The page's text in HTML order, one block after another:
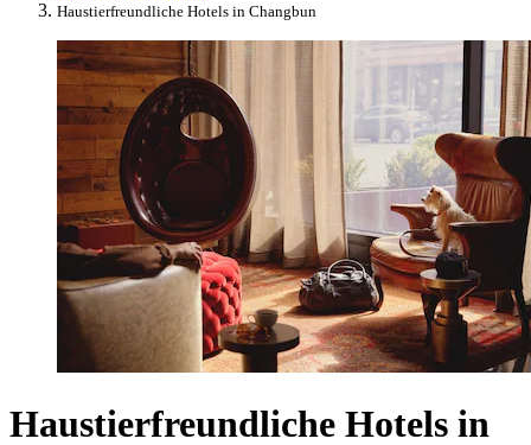
Haustierfreundliche Hotels in Changbun
Haustierfreundliche Hotels in